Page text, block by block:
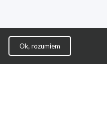
Ok, rozumiem